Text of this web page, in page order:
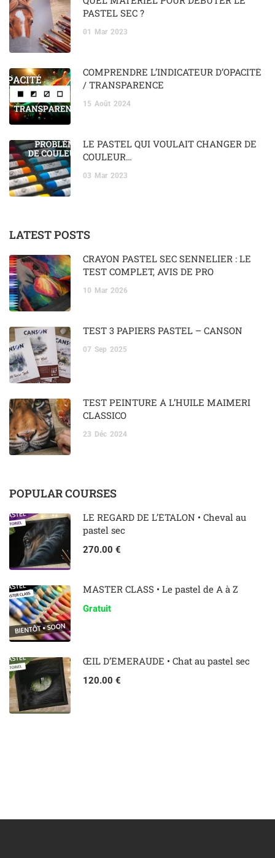
PASTEL SEC ?
01 Mar 2023
COMPRENDRE L’INDICATEUR D’OPACITÉ
/ TRANSPARENCE
15 Août 2024
LE PASTEL QUI VOULAIT CHANGER DE
COULEUR…
03 Mar 2023
LATEST POSTS
CRAYON PASTEL SEC SENNELIER : LE
TEST COMPLET, AVIS DE PRO
10 Mar 2026
TEST 3 PAPIERS PASTEL – CANSON
07 Sep 2025
TEST PEINTURE À L’HUILE MAIMERI
CLASSICO
23 Déc 2024
POPULAR COURSES
LE REGARD DE L’ÉTALON • Cheval au
pastel sec
270.00 €
MASTER CLASS • Le pastel de A à Z
Gratuit
ŒIL D’ÉMERAUDE • Chat au pastel sec
120.00 €